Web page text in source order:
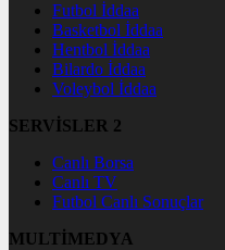
Futbol İddaa
Basketbol İddaa
Hentbol İddaa
Bilardo İddaa
Voleybol İddaa
SERVİSLER 2
Canlı Borsa
Canlı TV
Futbol Canlı Sonuçlar
MULTİMEDYA